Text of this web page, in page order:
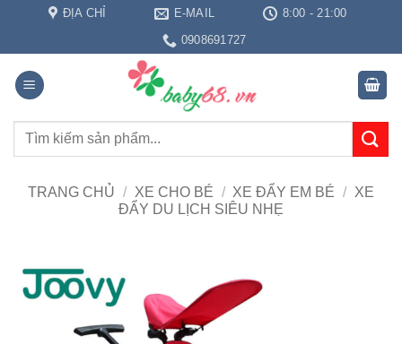
nội
dung
ĐỊA CHỈ E-MAIL
8:00 - 21:00
0908691727
Tìm
TRANG CHỦ / XE CHO BÉ / XE ĐẨY EM BÉ / XE
ĐẨY DU LỊCH SIÊU NHẸ